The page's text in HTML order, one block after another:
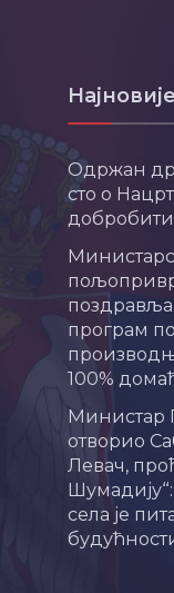
Одржан
сто о
програм
100%
Министар
отворио
Левач,
села је